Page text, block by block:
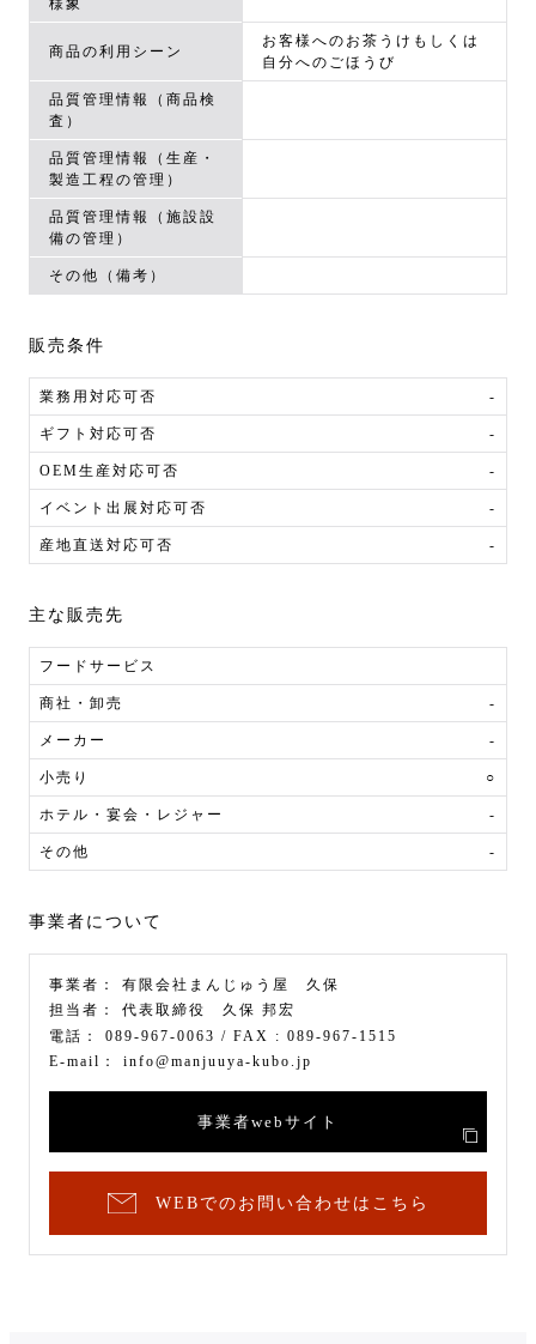
様象
商品の利用シーン
お客様へのお茶うけもしくは
自分へのごほうび
品質管理情報（商品検
査）
品質管理情報（生産・
製造工程の管理）
品質管理情報（施設設
備の管理）
その他（備考）
販売条件
業務用対応可否 -
ギフト対応可否 -
OEM生産対応可否 -
イベント出展対応可否 -
産地直送対応可否 -
主な販売先
フードサービス
商社・卸売 -
メーカー -
小売り ○
ホテル・宴会・レジャー -
その他 -
事業者について
事業者： 有限会社まんじゅう屋 久保
担当者： 代表取締役 久保 邦宏
電話： 089-967-0063 / FAX : 089-967-1515
E-mail： info@manjuuya-kubo.jp
事業者webサイト
WEBでのお問い合わせはこちら